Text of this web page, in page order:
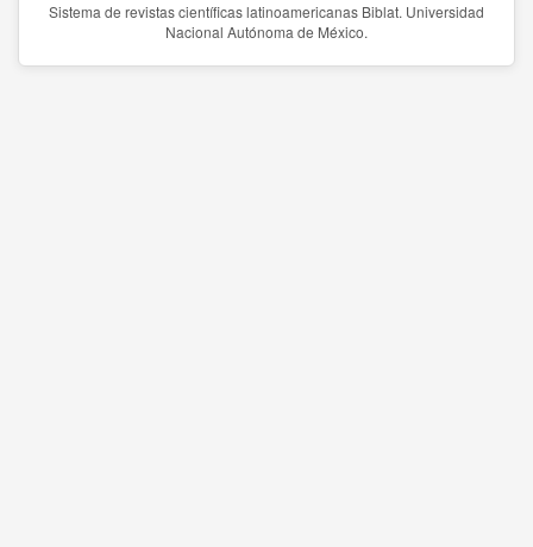
Sistema de revistas científicas latinoamericanas Biblat. Universidad
Nacional Autónoma de México.